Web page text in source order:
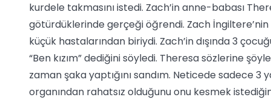
kurdele takmasını istedi. Zach’in anne-babası
götürdüklerinde gerçeği öğrendi. Zach İngiltere’nin
küçük hastalarından biriydi. Zach’in dışında 3
“Ben kızım” dediğini söyledi. Theresa sözlerine
zaman şaka yaptığını sandım. Neticede sadece
organından rahatsız olduğunu onu kesmek